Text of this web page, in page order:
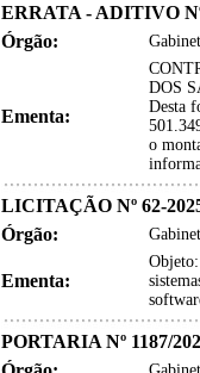
ERRATA - ADITIVO
Órgão:
Ementa:
DOS
Desta
o
LICITAÇÃO Nº 62-
Órgão:
Ementa:
PORTARIA Nº 1187/